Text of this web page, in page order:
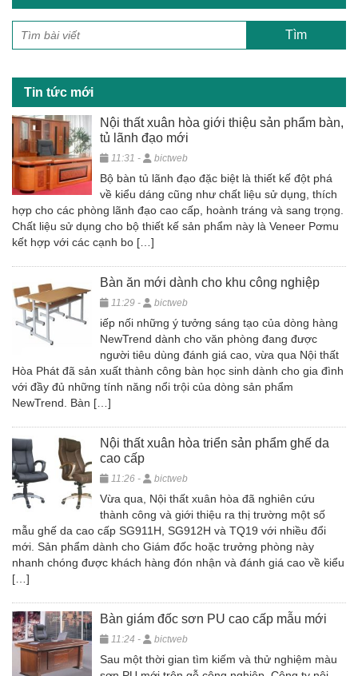
e
b
o
k
er e
Tin tức mới
Nội thất xuân hòa giới thiệu sản phẩm bàn,
tủ lãnh đạo mới
11:31 - bictweb
Bộ bàn tủ lãnh đạo đặc biệt là thiết kế đột phá
về kiểu dáng cũng như chất liệu sử dụng, thích
hợp cho các phòng lãnh đạo cao cấp, hoành tráng và sang trọng.
Chất liệu sử dụng cho bộ thiết kế sản phẩm này là Veneer Pơmu
kết hợp với các cạnh bo […]
Bàn ăn mới dành cho khu công nghiệp
11:29 - bictweb
iếp nối những ý tưởng sáng tạo của dòng hàng
NewTrend dành cho văn phòng đang được
người tiêu dùng đánh giá cao, vừa qua Nội thất
Hòa Phát đã sản xuất thành công bàn học sinh dành cho gia đình
với đầy đủ những tính năng nổi trội của dòng sản phẩm
NewTrend. Bàn […]
Nội thất xuân hòa triển sản phẩm ghế da
cao cấp
11:26 - bictweb
Vừa qua, Nội thất xuân hòa đã nghiên cứu
thành công và giới thiệu ra thị trường một số
mẫu ghế da cao cấp SG911H, SG912H và TQ19 với nhiều đổi
mới. Sản phẩm dành cho Giám đốc hoặc trưởng phòng này
nhanh chóng được khách hàng đón nhận và đánh giá cao về kiểu
[…]
Bàn giám đốc sơn PU cao cấp mẫu mới
11:24 - bictweb
Sau một thời gian tìm kiếm và thử nghiệm màu